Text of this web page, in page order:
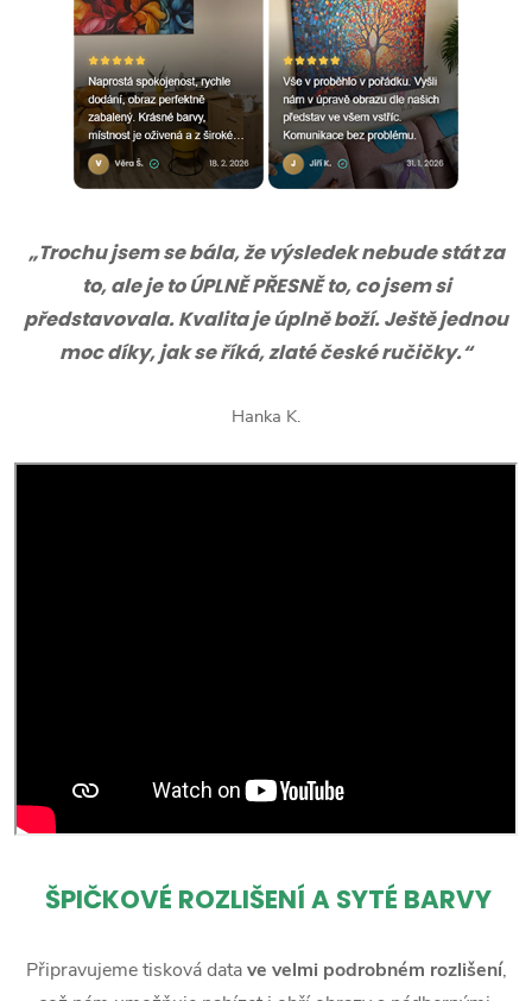
„Trochu jsem se bála, že výsledek nebude stát za
to, ale je to ÚPLNĚ PŘESNĚ to, co jsem si
představovala. Kvalita je úplně boží. Ještě jednou
moc díky, jak se říká, zlaté české ručičky.“
Hanka K.
ŠPIČKOVÉ ROZLIŠENÍ A SYTÉ BARVY
Připravujeme tisková datave velmi podrobném rozlišení,